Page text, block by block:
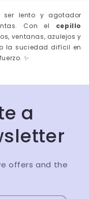
ser lento y agotador
Con el cepillo
ventanas, azulejos y
la suciedad difícil en
✨
a
offers and the